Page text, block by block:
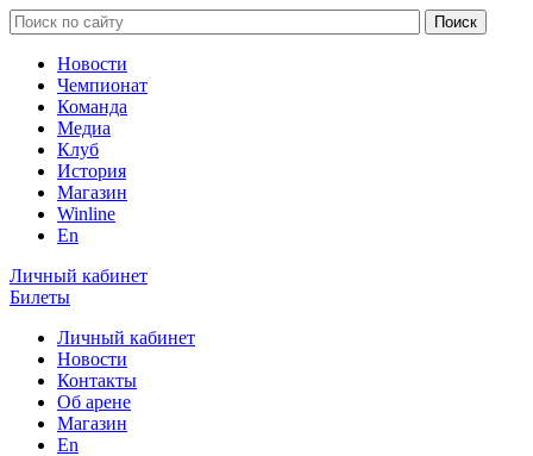
Новости
Чемпионат
Команда
Медиа
Клуб
История
Магазин
Winline
En
Личный кабинет
Билеты
Личный кабинет
Новости
Контакты
Об арене
Магазин
En